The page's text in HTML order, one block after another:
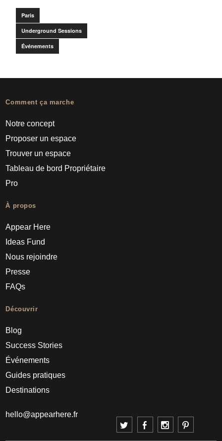
Paris
Underground Sessions
Événements
Comment ça marche
Notre concept
Proposer un espace
Trouver un espace
Tableau de bord Propriétaire
Pro
À propos
Appear Here
Ideas Fund
Nous rejoindre
Presse
FAQs
Découvrir
Blog
Success Stories
Événements
Guides pratiques
Destinations
hello@appearhere.fr